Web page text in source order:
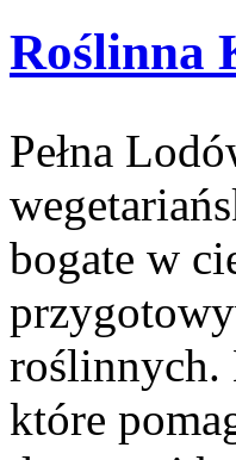
Roślinna
Pełna
bogate w
roślinnych.
które